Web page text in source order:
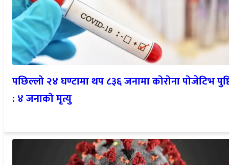
पछिल्लो २४ घण्टामा थप ८३६ जनामा कोरोना पोजेटिभ
: ४ जनाको मृत्यु